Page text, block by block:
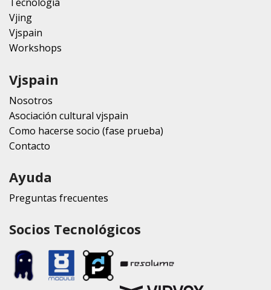
Vjing
Vjspain
Workshops
Vjspain
Nosotros
Asociación cultural vjspain
Como hacerse socio (fase prueba)
Contacto
Ayuda
Preguntas frecuentes
Socios Tecnológicos